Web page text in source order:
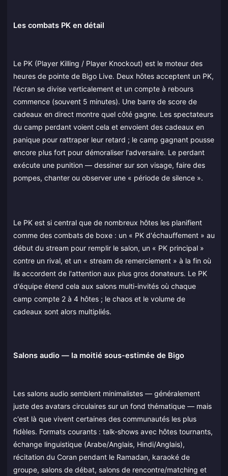
Les combats PK en détail
Le PK (Player Killing / Player Knockout) est le moteur des
heures de pointe de Bigo Live. Deux hôtes acceptent un PK,
l'écran se divise verticalement et un compte à rebours
commence (souvent 5 minutes). Une barre de score de
cadeaux en direct montre quel côté gagne. Les spectateurs
du camp perdant voient cela et envoient des cadeaux en
panique pour rattraper leur retard ; le camp gagnant pousse
encore plus fort pour démoraliser l'adversaire. Le perdant
exécute une punition — dessiner sur son visage, faire des
pompes, chanter ou observer une « période de silence ».
Le PK est si central que de nombreux hôtes les planifient
comme des combats de boxe : un « PK d'échauffement » au
début du stream pour remplir le salon, un « PK principal »
contre un rival, et un « stream de remerciement » à la fin où
ils accordent de l'attention aux plus gros donateurs. Le PK
d'équipe étend cela aux salons multi-invités où chaque
camp compte 2 à 4 hôtes ; le chaos et le volume de
cadeaux sont alors multipliés.
Salons audio — la moitié sous-estimée de Bigo
Les salons audio semblent minimalistes — généralement
juste des avatars circulaires sur un fond thématique — mais
c'est là que vivent certaines des communautés les plus
fidèles. Formats courants : talk-shows avec hôtes tournants,
échange linguistique (Arabe/Anglais, Hindi/Anglais),
récitation du Coran pendant le Ramadan, karaoké de
groupe, salons de débat, salons de rencontre/matching et